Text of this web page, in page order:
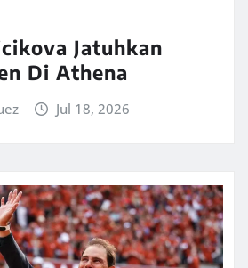
Jatuhkan
Di Athena
Jul 18, 2026